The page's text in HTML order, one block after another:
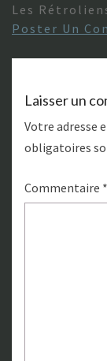
Les
Poster Un
Laisser un
Votre adresse
obligatoires
Commentaire *